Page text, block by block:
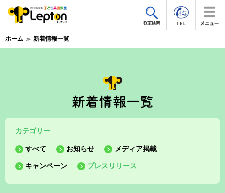
ホーム 新着情報一覧
カテゴリー
すべて お知らせ メディア掲載
キャンペーン プレスリリース